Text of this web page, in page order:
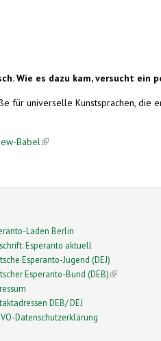
Wie es dazu kam, versucht ein
für universelle Kunstsprachen,
Babel(link is external)
Laden Berlin
Esperanto aktuell
Esperanto-Jugend (DEJ)
Esperanto-Bund (DEB)(link is
DEB/ DEJ
Datenschutzerklärung